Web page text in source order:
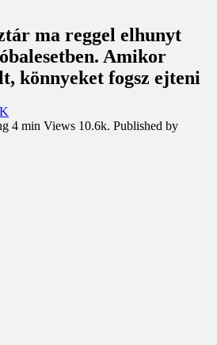
ma reggel elhunyt
Amikor
könnyeket fogsz ejteni
4 min Views 10.6k. Published by